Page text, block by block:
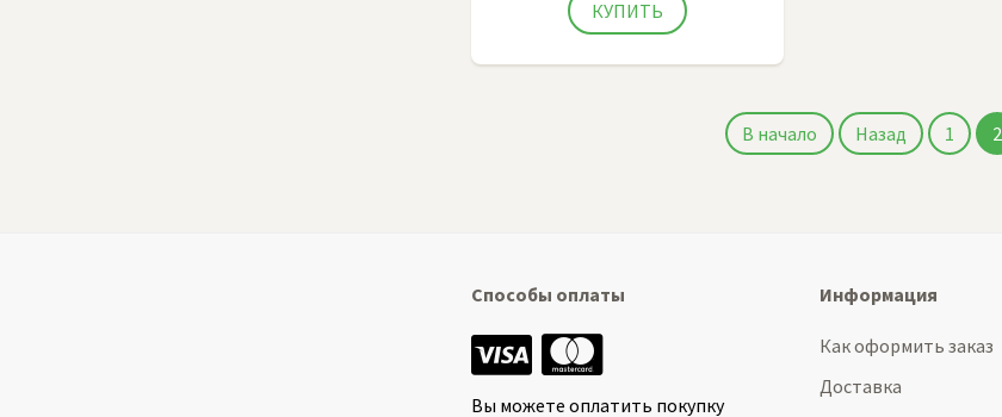
В начало Назад 1 2
Способы оплаты
Вы можете оплатить покупку
Информация
Как оформить заказ
Доставка